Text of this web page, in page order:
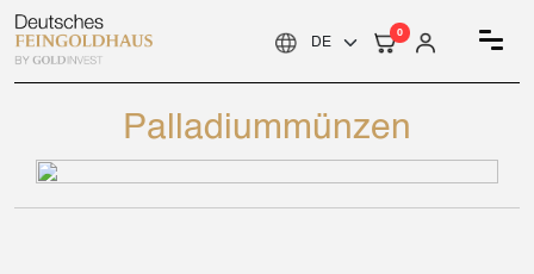
0
Palladiummünzen